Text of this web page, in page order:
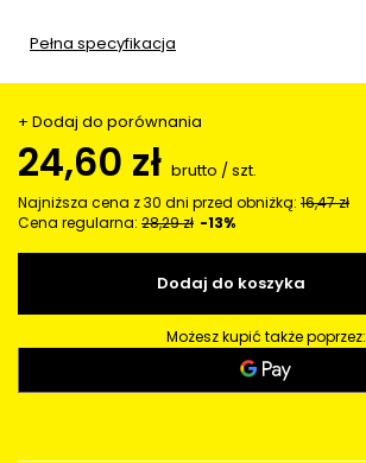
Pełna specyfikacja
+ Dodaj do porównania
24,60 zł brutto /szt.
Najniższa cena z 30 dni przed obniżką: 16,47 zł
Cena regularna: 28,29 zł -13%
Dodaj do koszyka
Możesz kupić także poprzez: